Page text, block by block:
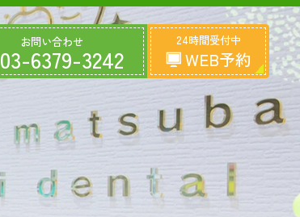
お問い合わせ
03-6379-3242
24時間受付中
WEB予約